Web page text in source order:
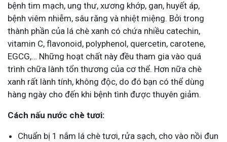
bệnh tim mạch, ung thư, xương khớp, gan, huyết áp,
bệnh viêm nhiễm, sâu răng và nhiệt miệng. Bởi trong
thành phần của lá chè xanh có chứa nhiều catechin,
vitamin C, flavonoid, polyphenol, quercetin, carotene,
EGCG,… Những hoạt chất này đều tham gia vào quá
trình chữa lành tổn thương của cơ thể. Hơn nữa chè
xanh rất lành tính, không độc, do đó bạn có thể dùng
hàng ngày cho đến khi bệnh tình được thuyên giảm.
Cách nấu nước chè tươi:
Chuẩn bị 1 nắm lá chè tươi, rửa sạch, cho vào nồi đun